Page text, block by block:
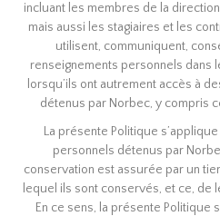
incluant les membres de la
mais aussi les stagiaires et les
utilisent, communiquent,
renseignements personnels dans
lorsqu’ils ont autrement accès à
détenus par Norbec, y compris
La présente Politique
personnels détenus par
conservation est assurée par un
lequel ils sont conservés, et ce,
En ce sens, la présente Politique